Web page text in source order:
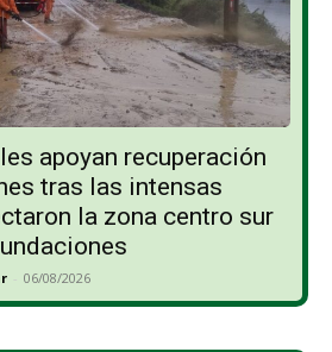
apoyan recuperación
tras las intensas
la zona centro sur
- 06/08/2026